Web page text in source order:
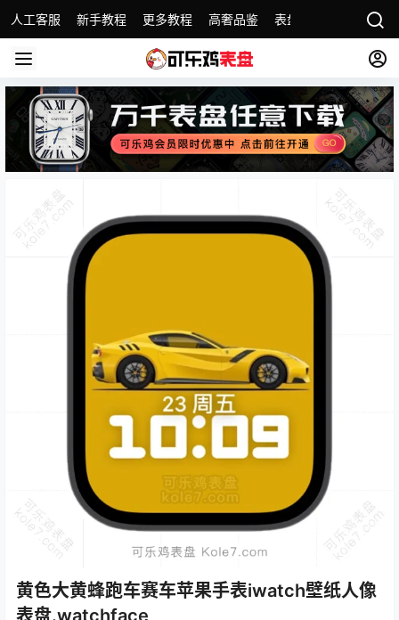
人工客服 新手教程 更多教程 高奢品鉴 表盘精选 名表故事
黄色大黄蜂跑车赛车苹果手表iwatch壁纸人像
表盘.watchface